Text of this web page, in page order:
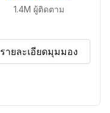
1.4M ผู้ติดตาม
รายละเอียดมุมมอง